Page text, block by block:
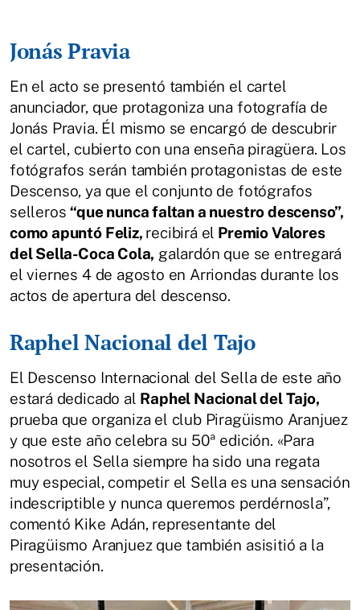
Jonás Pravia
En el acto se presentó también el cartel
anunciador, que protagoniza una fotografía de
Jonás Pravia. Él mismo se encargó de descubrir
el cartel, cubierto con una enseña piragüera. Los
fotógrafos serán también protagonistas de este
Descenso, ya que el conjunto de fotógrafos
selleros“que nunca faltan a nuestro descenso”,
como apuntó Feliz, recibirá el Premio Valores
del Sella-Coca Cola, galardón que se entregará
el viernes 4 de agosto en Arriondas durante los
actos de apertura del descenso.
Raphel Nacional del Tajo
El Descenso Internacional del Sella de este año
estará dedicado al Raphel Nacional del Tajo,
prueba que organiza el club Piragüismo Aranjuez
y que este año celebra su 50ª edición. «Para
nosotros el Sella siempre ha sido una regata
muy especial, competir el Sella es una sensación
indescriptible y nunca queremos perdérnosla”,
comentó Kike Adán, representante del
Piragüismo Aranjuez que también asisitió a la
presentación.